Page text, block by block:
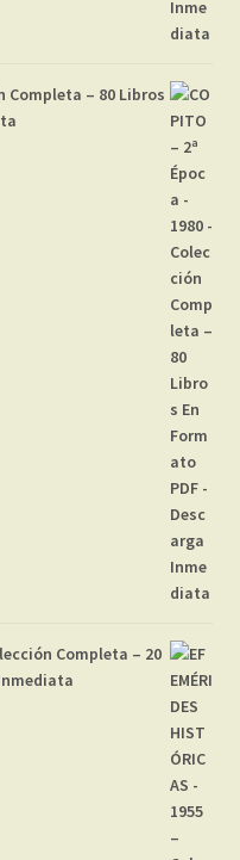
Completa – 80 Libros
Completa – 20